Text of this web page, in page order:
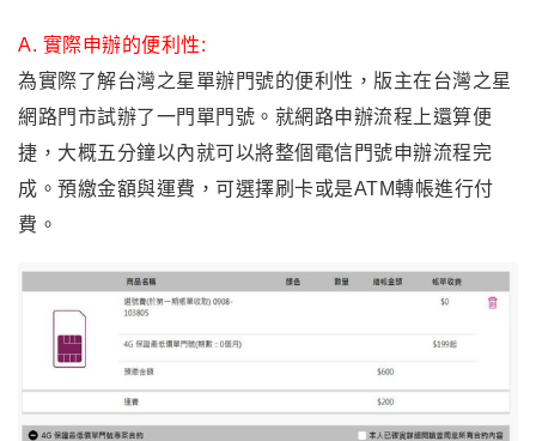
A. 實際申辦的便利性:
為實際了解台灣之星單辦門號的便利性，版主在台灣之星
網路門市試辦了一門單門號。就網路申辦流程上還算便
捷，大概五分鐘以內就可以將整個電信門號申辦流程完
成。預繳金額與運費，可選擇刷卡或是ATM轉帳進行付
費 。